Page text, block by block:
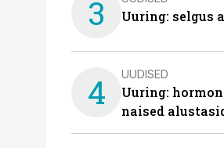
3 Uuring: selgus
4 UUDISED
Uuring:
naised